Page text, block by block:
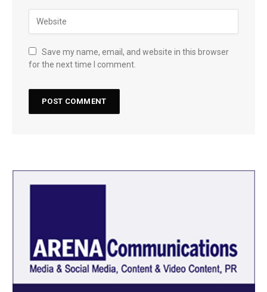
Save my name, email, and website in this browser
for the next time I comment.